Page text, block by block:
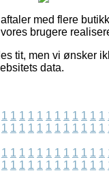
med flere
brugere
tit, men vi ønsker
data.
1 1 1 1 1 1 1 1 1 1 1 1
1 1 1 1 1 1 1 1 1 1 1 1
1 1 1 1 1 1 1 1 1 1 1 1
1 1 1 1 1 1 1 1 1 1 1 1